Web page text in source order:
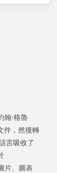
翰·格魯
件，然後轉
言吸收了
片、圖表